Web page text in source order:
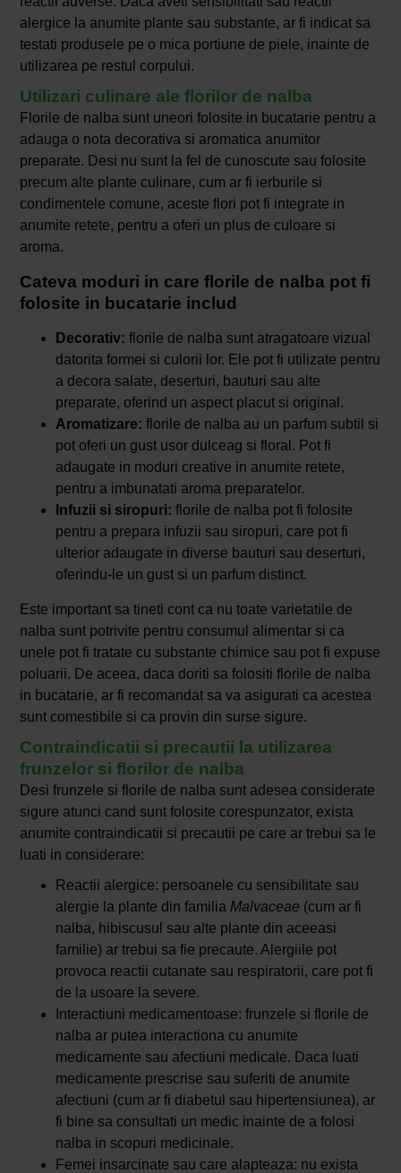
alergice la anumite plante sau substante, ar fi indicat sa
testati produsele pe o mica portiune de piele, inainte de
utilizarea pe restul corpului.
Utilizari culinare ale florilor de nalba
Florile de nalba sunt uneori folosite in bucatarie pentru a
adauga o nota decorativa si aromatica anumitor
preparate. Desi nu sunt la fel de cunoscute sau folosite
precum alte plante culinare, cum ar fi ierburile si
condimentele comune, aceste flori pot fi integrate in
anumite retete, pentru a oferi un plus de culoare si
aroma.
Cateva moduri in care florile de nalba pot fi
folosite in bucatarie includ
Decorativ: florile de nalba sunt atragatoare vizual
datorita formei si culorii lor. Ele pot fi utilizate pentru
a decora salate, deserturi, bauturi sau alte
preparate, oferind un aspect placut si original.
Aromatizare: florile de nalba au un parfum subtil si
pot oferi un gust usor dulceag si floral. Pot fi
adaugate in moduri creative in anumite retete,
pentru a imbunatati aroma preparatelor.
Infuzii si siropuri: florile de nalba pot fi folosite
pentru a prepara infuzii sau siropuri, care pot fi
ulterior adaugate in diverse bauturi sau deserturi,
oferindu-le un gust si un parfum distinct.
Este important sa tineti cont ca nu toate varietatile de
nalba sunt potrivite pentru consumul alimentar si ca
unele pot fi tratate cu substante chimice sau pot fi expuse
poluarii. De aceea, daca doriti sa folositi florile de nalba
in bucatarie, ar fi recomandat sa va asigurati ca acestea
sunt comestibile si ca provin din surse sigure.
Contraindicatii si precautii la utilizarea
frunzelor si florilor de nalba
Desi frunzele si florile de nalba sunt adesea considerate
sigure atunci cand sunt folosite corespunzator, exista
anumite contraindicatii si precautii pe care ar trebui sa le
luati in considerare:
Reactii alergice: persoanele cu sensibilitate sau
alergie la plante din familia Malvaceae (cum ar fi
nalba, hibiscusul sau alte plante din aceeasi
familie) ar trebui sa fie precaute. Alergiile pot
provoca reactii cutanate sau respiratorii, care pot fi
de la usoare la severe.
Interactiuni medicamentoase: frunzele si florile de
nalba ar putea interactiona cu anumite
medicamente sau afectiuni medicale. Daca luati
medicamente prescrise sau suferiti de anumite
afectiuni (cum ar fi diabetul sau hipertensiunea), ar
fi bine sa consultati un medic inainte de a folosi
nalba in scopuri medicinale.
Femei insarcinate sau care alapteaza: nu exista